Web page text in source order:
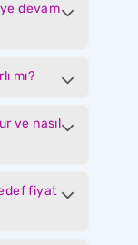
devam
mı?
ve nasıl
fiyat